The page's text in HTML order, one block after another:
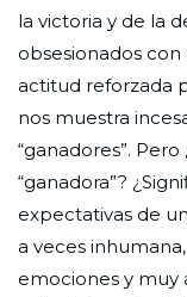
la victoria y de la
obsesionados
actitud reforzada
nos muestra
“ganadores”.
“ganadora”?
expectativas de
a veces
emociones y muy